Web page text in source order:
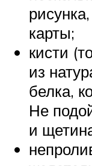
карты;
кисти
из
белка,
Не
и